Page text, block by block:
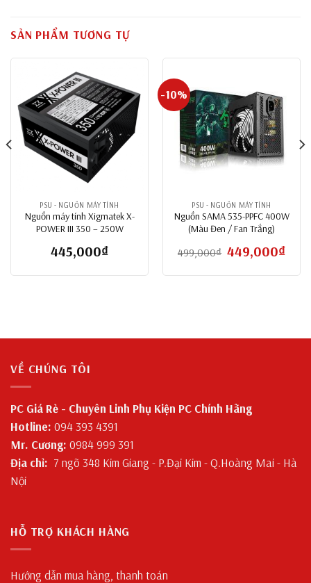
SẢN PHẨM TƯƠNG TỰ
PSU - NGUỒN MÁY TÍNH
Nguồn máy tính Xigmatek X-
POWER III 350 – 250W
445,000₫
-10%
PSU - NGUỒN MÁY TÍNH
Nguồn SAMA 535-PPFC 400W
(Màu Đen / Fan Trắng)
499,000₫ Giá
gốc
499,000₫.
449,000₫Giá
hiện
là:
VỀ CHÚNG TÔI
PC Giá Rẻ - Chuyên Linh Phụ Kiện PC Chính Hãng
Hotline: 094 393 4391
Mr. Cương: 0984 999 391
Địa chỉ: 7 ngõ 348 Kim Giang - P.Đại Kim - Q.Hoàng Mai - Hà
Nội
HỖ TRỢ KHÁCH HÀNG
Hướng dẫn mua hàng, thanh toán